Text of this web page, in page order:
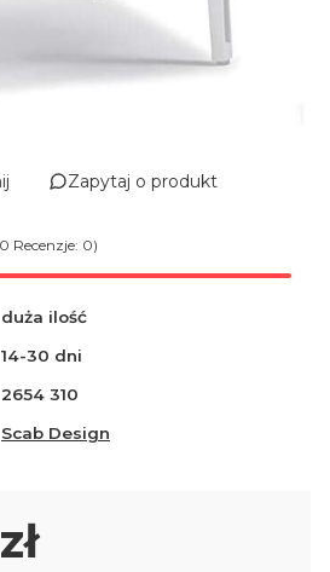
Zapytaj o produkt
Recenzje: 0)
duża ilość
14-30 dni
2654 310
Scab Design